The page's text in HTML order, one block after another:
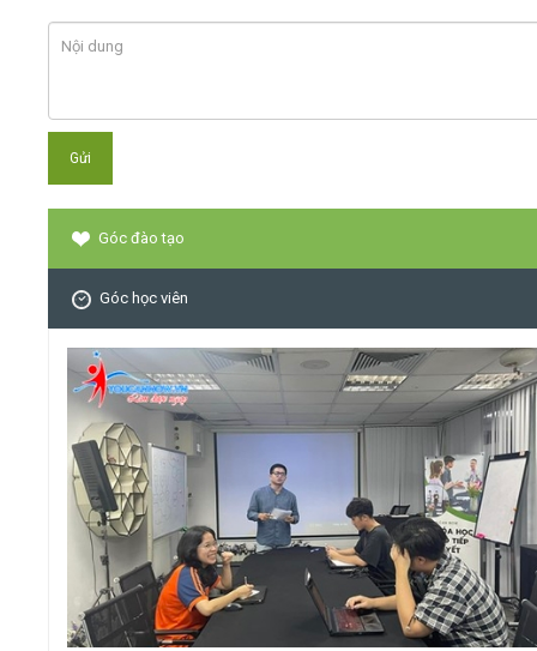
Góc đào tạo
Góc học viên